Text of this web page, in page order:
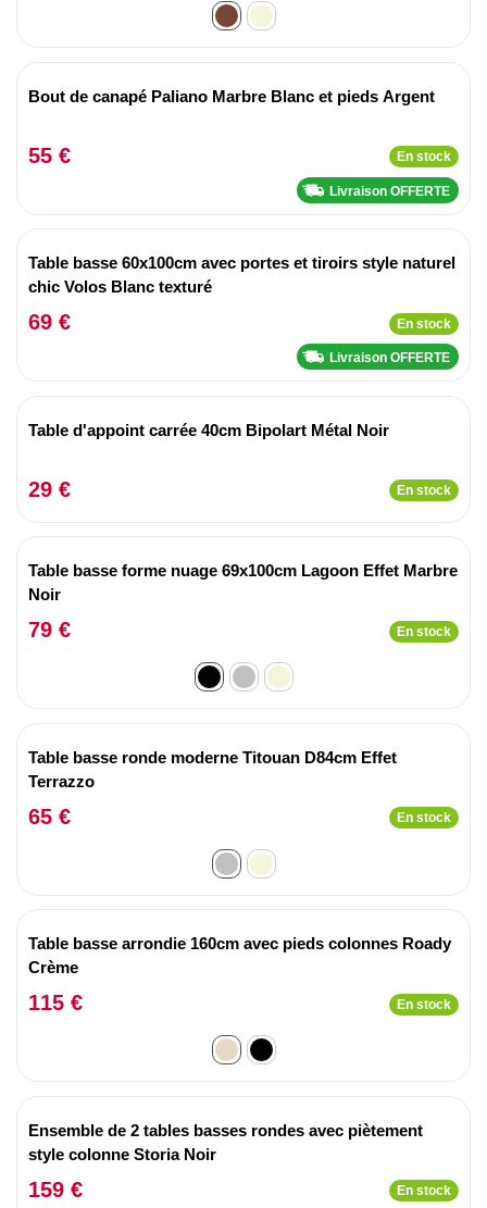
Bout de canapé Paliano Marbre Blanc et pieds Argent
55 € En stock
Livraison OFFERTE
Table basse 60x100cm avec portes et tiroirs style naturel
chic Volos Blanc texturé
69 € En stock
Livraison OFFERTE
Table d'appoint carrée 40cm Bipolart Métal Noir
29 € En stock
Table basse forme nuage 69x100cm Lagoon Effet Marbre
Noir
79 € En stock
Table basse ronde moderne Titouan D84cm Effet
Terrazzo
65 € En stock
Table basse arrondie 160cm avec pieds colonnes Roady
Crème
115 € En stock
Ensemble de 2 tables basses rondes avec piètement
style colonne Storia Noir
159 € En stock